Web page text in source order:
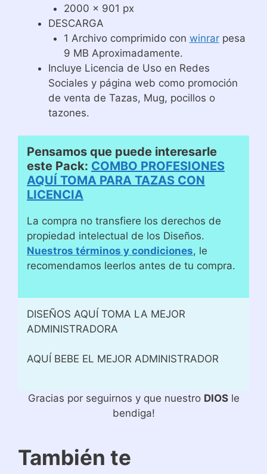
2000 x 901 px
DESCARGA
1 Archivo comprimido con winrarpesa
9 MB Aproximadamente.
Incluye Licencia de Uso en Redes
Sociales y página web como promoción
de venta de Tazas, Mug, pocillos o
tazones.
Pensamos que puede interesarle
este Pack: COMBO PROFESIONES
AQUÍ TOMA PARA TAZAS CON
LICENCIA
La compra no transfiere los derechos de
propiedad intelectual de los Diseños.
Nuestros términos y condiciones, le
recomendamos leerlos antes de tu compra.
DISEÑOS AQUÍ TOMA LA MEJOR
ADMINISTRADORA
AQUÍ BEBE EL MEJOR ADMINISTRADOR
Gracias por seguirnos y que nuestro DIOSle
bendiga!
También te